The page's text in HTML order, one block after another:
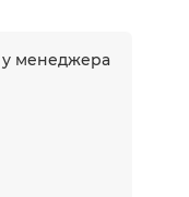
у менеджера